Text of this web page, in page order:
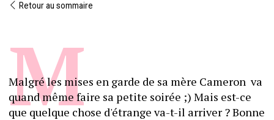
Retour au sommaire
Malgré les mises en garde de sa mère Cameron  va
quand même faire sa petite soirée ;) Mais est-ce
que quelque chose d'étrange va-t-il arriver ? Bonne